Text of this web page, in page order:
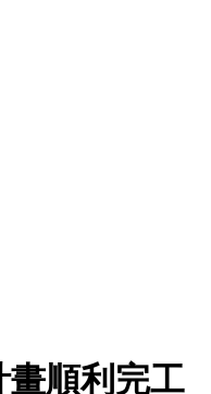
順利完工